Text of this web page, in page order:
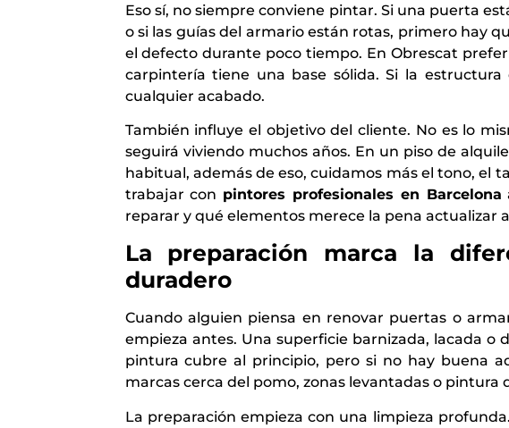
Eso sí, no siempre conviene pintar. Si una puerta
o si las guías del armario están rotas, primero hay
el defecto durante poco tiempo. En Obrescat
carpintería tiene una base sólida. Si la
cualquier acabado.
También influye el objetivo del cliente. No es lo
seguirá viviendo muchos años. En un piso de
habitual, además de eso, cuidamos más el tono, el
trabajar con pintores profesionales en Barcelona
reparar y qué elementos merece la pena actualizar
La preparación marca la
duradero
Cuando alguien piensa en renovar puertas o
empieza antes. Una superficie barnizada, lacada
pintura cubre al principio, pero si no hay buena
marcas cerca del pomo, zonas levantadas o pintura
La preparación empieza con una limpieza